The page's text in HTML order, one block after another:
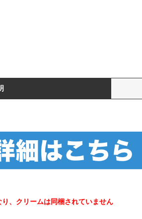
、クリームは同梱されていません